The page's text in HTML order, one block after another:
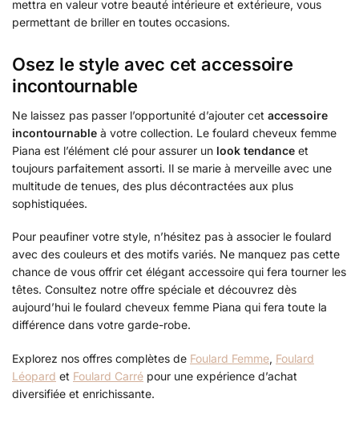
mettra en valeur votre beauté intérieure et extérieure, vous
permettant de briller en toutes occasions.
Osez le style avec cet accessoire
incontournable
Ne laissez pas passer l’opportunité d’ajouter cet accessoire
incontournable à votre collection. Le foulard cheveux femme
Piana est l’élément clé pour assurer un look tendance et
toujours parfaitement assorti. Il se marie à merveille avec une
multitude de tenues, des plus décontractées aux plus
sophistiquées.
Pour peaufiner votre style, n’hésitez pas à associer le foulard
avec des couleurs et des motifs variés. Ne manquez pas cette
chance de vous offrir cet élégant accessoire qui fera tourner les
têtes. Consultez notre offre spéciale et découvrez dès
aujourd’hui le foulard cheveux femme Piana qui fera toute la
différence dans votre garde-robe.
Explorez nos offres complètes de Foulard Femme, Foulard
Léopard et Foulard Carré pour une expérience d’achat
diversifiée et enrichissante.